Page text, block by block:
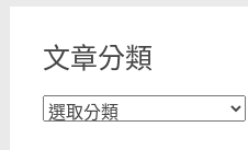
文章分類
文